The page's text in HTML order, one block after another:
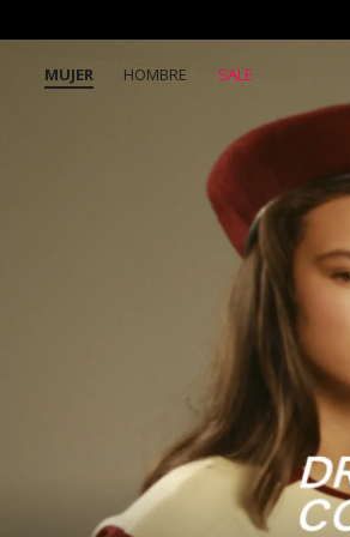
MUJER HOMBRE SALE